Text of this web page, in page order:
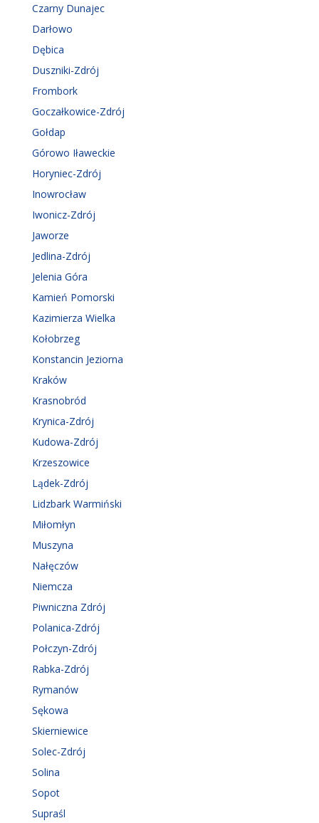
Czarny Dunajec
Darłowo
Dębica
Duszniki-Zdrój
Frombork
Goczałkowice-Zdrój
Gołdap
Górowo Iławeckie
Horyniec-Zdrój
Inowrocław
Iwonicz-Zdrój
Jaworze
Jedlina-Zdrój
Jelenia Góra
Kamień Pomorski
Kazimierza Wielka
Kołobrzeg
Konstancin Jeziorna
Kraków
Krasnobród
Krynica-Zdrój
Kudowa-Zdrój
Krzeszowice
Lądek-Zdrój
Lidzbark Warmiński
Miłomłyn
Muszyna
Nałęczów
Niemcza
Piwniczna Zdrój
Polanica-Zdrój
Połczyn-Zdrój
Rabka-Zdrój
Rymanów
Sękowa
Skierniewice
Solec-Zdrój
Solina
Sopot
Supraśl